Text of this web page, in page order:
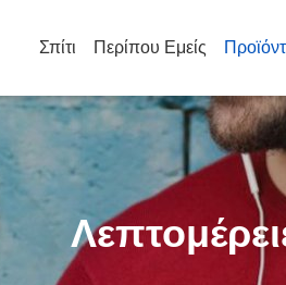
Σπίτι Περίπου Εμείς